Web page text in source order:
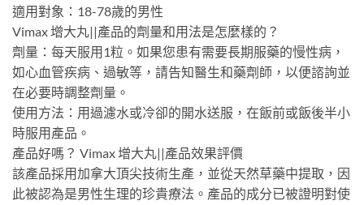
適用對象：18-78歲的男性
Vimax 增大丸||產品的劑量和用法是怎麼樣的？
劑量：每天服用1粒。如果您患有需要長期服藥的慢性病，​​
如心血管疾病、過敏等，請告知醫生和藥劑師，以便諮詢並
在必要時調整劑量。
使用方法：用過濾水或冷卻的開水送服，在飯前或飯後半小
時服用產品。
產品好嗎？ Vimax 增大丸||產品效果評價
該產品採用加拿大頂尖技術生產，並從天然草藥中提取，因
此被認為是男性生理的珍貴療法。產品的成分已被證明對使